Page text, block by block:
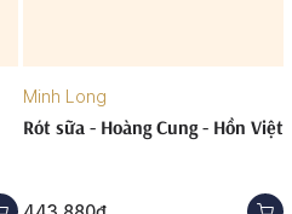
Minh Long
Rót sữa - Hoàng Cung - Hồn Việt